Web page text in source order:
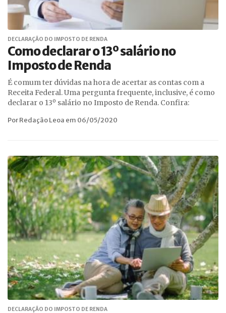
DECLARAÇÃO DO IMPOSTO DE RENDA
Como declarar o 13º salário no
Imposto de Renda
É comum ter dúvidas na hora de acertar as contas com a
Receita Federal. Uma pergunta frequente, inclusive, é como
declarar o 13º salário no Imposto de Renda. Confira:
Por Redação Leoa em 06/05/2020
DECLARAÇÃO DO IMPOSTO DE RENDA